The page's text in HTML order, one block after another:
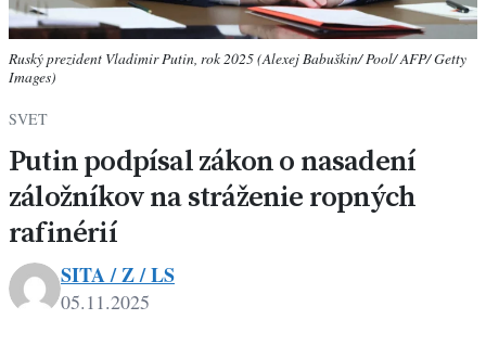
Ruský prezident Vladimir Putin, rok 2025 (Alexej Babuškin/ Pool/ AFP/ Getty
Images)
SVET
Putin podpísal zákon o nasadení
záložníkov na stráženie ropných
rafinérií
SITA / Z / LS
05.11.2025